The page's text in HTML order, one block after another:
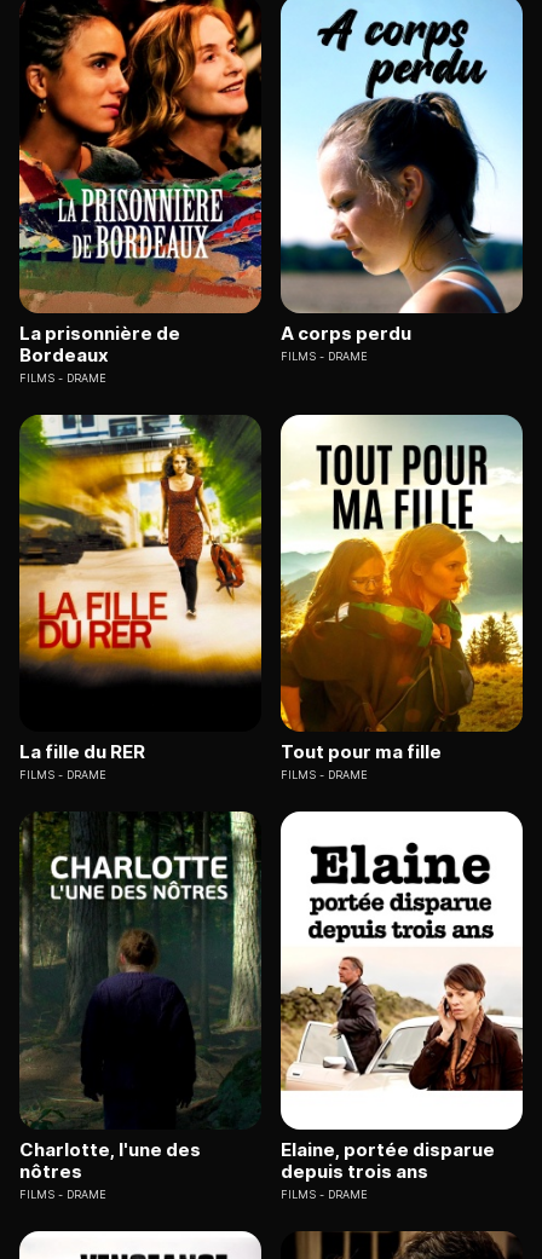
La prisonnière de
Bordeaux
FILMS DRAME
A corps perdu
FILMS DRAME
La fille du RER
FILMS DRAME
Tout pour ma fille
FILMS DRAME
Charlotte, l'une des
nôtres
FILMS DRAME
Elaine, portée disparue
depuis trois ans
FILMS DRAME